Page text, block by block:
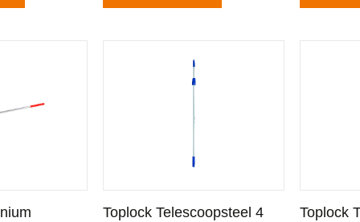
Toplock Telescoopsteel 4
Toplock